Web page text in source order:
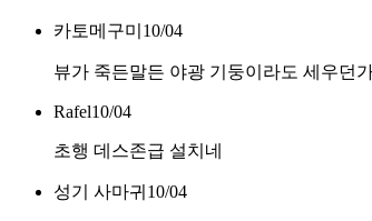
카토메구미 10/04
뷰가 죽든말든 야광 기둥이라도 세우던
Rafel10/04
초행 데스존급 설치네
성기 사마귀 10/04